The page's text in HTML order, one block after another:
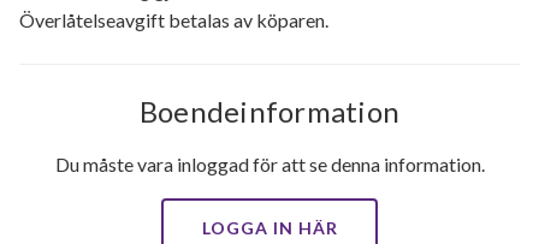
Överlåtelseavgift betalas av köparen.
Boendeinformation
Du måste vara inloggad för att se denna information.
LOGGA IN HÄR